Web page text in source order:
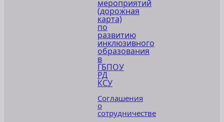
мероприятий
(дорожная
карта)
по
развитию
инклюзивного
образования
в
ГБПОУ
РД
КСУ
Соглашения
о
сотрудничестве